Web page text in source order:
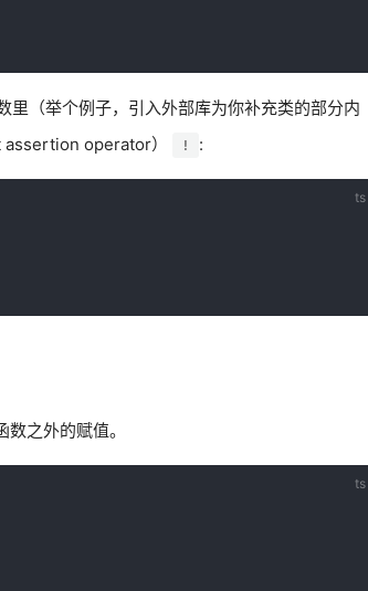
（举个例子，引入外部库为你补充类的部分内
assertion operator）
! :
之外的赋值。